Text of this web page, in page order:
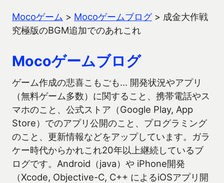
Mocoゲーム > Mocoゲームブログ> 成金大作戦
究極版のBGM追加でのあれこれ
Mocoゲームブログ
ゲーム作成の悲喜こもごも… 開発状況やアプリ
（無料ゲーム多数）に関すること、携帯電話やス
マホのこと、公式ストア（Google Play, App
Store）でのアプリ公開のこと、プログラミング
のこと、更新情報などをアップしています。ガラ
ケー時代からかれこれ20年以上継続しているブ
ログです。Android（java）や iPhone開発
（Xcode, Objective-C, C++ によるiOSアプリ開